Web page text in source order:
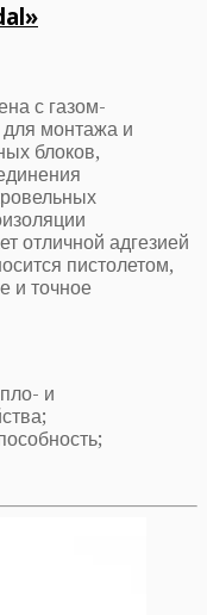
с газом-
монтажа и
блоков,
отличной адгезией
пистолетом,
и точное
и